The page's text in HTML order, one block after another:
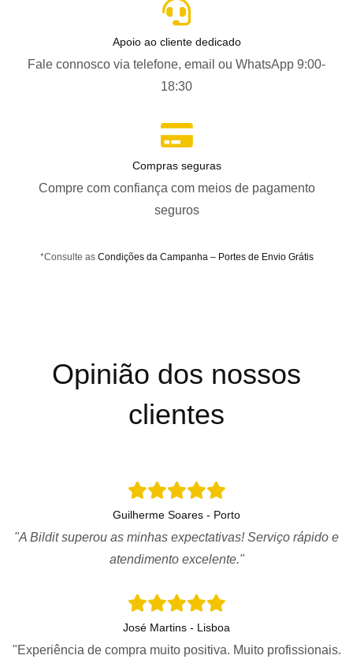
Apoio ao cliente dedicado
Fale connosco via telefone, email ou WhatsApp 9:00-
18:30
Compras seguras
Compre com confiança com meios de pagamento
seguros
*Consulte as Condições da Campanha – Portes de Envio Grátis
Opinião dos nossos
clientes
Guilherme Soares - Porto
"A Bildit superou as minhas expectativas! Serviço rápido e
atendimento excelente."
José Martins - Lisboa
"Experiência de compra muito positiva. Muito profissionais.